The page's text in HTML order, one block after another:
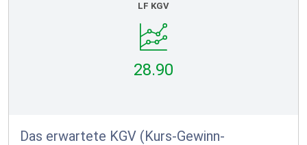
LF KGV
28.90
Das erwartete KGV (Kurs-Gewinn-